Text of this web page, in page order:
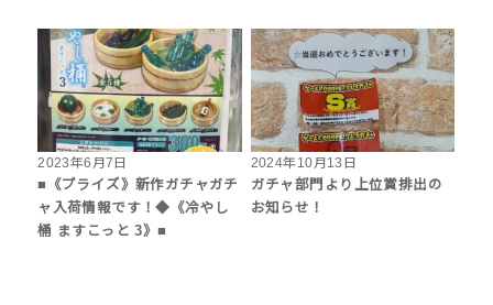
2023年6月7日
■《プライズ》新作ガチャガチ
ャ入荷情報です！◆《冷やし
桶 ますこっと 3》■
2024年10月13日
ガチャ部門より上位賞排出の
お知らせ！